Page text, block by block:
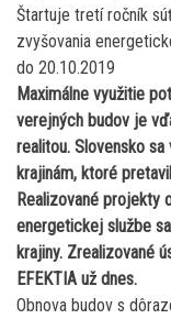
Štartuje tretí ročník
zvyšovania
do 20.10.2019
Maximálne využitie
verejných budov je
realitou. Slovensko
krajinám, ktoré
Realizované projekty
energetickej službe
krajiny. Zrealizované
EFEKTIA už dnes.
Obnova budov s